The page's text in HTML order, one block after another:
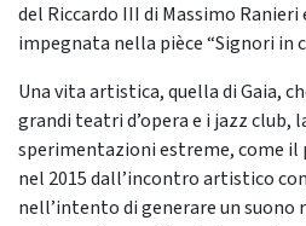
del Riccardo III di Massimo
impegnata nella pièce “Signori in
Una vita artistica, quella di Gaia,
grandi teatri d’opera e i jazz club,
sperimentazioni estreme, come
nel 2015 dall’incontro artistico
nell’intento di generare un